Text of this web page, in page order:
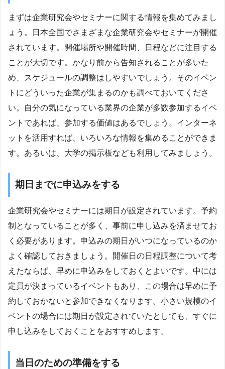
まずは企業研究会やセミナーに関する情報を集めてみまし
ょう。日本全国でさまざまな企業研究会やセミナーが開催
されています。開催場所や開催時間、日程などに注目する
ことが大切です。かなり前から告知されることが多いた
め、スケジュールの調整はしやすいでしょう。そのイベン
トにどういった企業が集まるのかも調べておいてくださ
い。自分の気になっている業界の企業が多数参加するイベ
ントであれば、参加する価値はあるでしょう。インターネ
ットを活用すれば、いろいろな情報を集めることができま
す。あるいは、大学の掲示板なども利用してみましょう。
期日までに申込みをする
企業研究会やセミナーには期日が設定されています。予約
制となっていることが多く、事前に申し込みを済ませてお
く必要があります。申込みの期日がいつになっているのか
よく確認しておきましょう。開催日の日程調整について考
えたならば、早めに申込みをしておくとよいです。中には
定員が決まっているイベントもあり、この場合は早めに予
約しておかないと参加できなくなります。小さい規模のイ
ベントの場合には期日が設定されていたとしても、すぐに
申し込みをしておくことをおすすめします。
当日のための準備をする